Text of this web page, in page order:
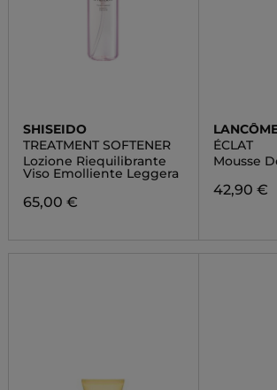
SHISEIDO
TREATMENT SOFTENER
Lozione Riequilibrante
Viso Emolliente Leggera
65,00 €
ÉCLAT
Mousse
42,90 €